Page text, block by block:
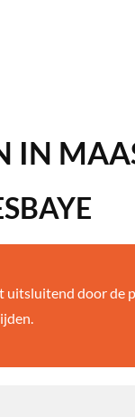
IN
door de